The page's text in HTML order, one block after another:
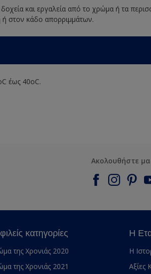
και εργαλεία από το χρώμα ή τα
στον κάδο απορριμμάτων.
έως 40οC.
Ακολουθήστε
κατηγορίες
της Χρονιάς 2020
της Χρονιάς 2021
Η
Η
Αξίες